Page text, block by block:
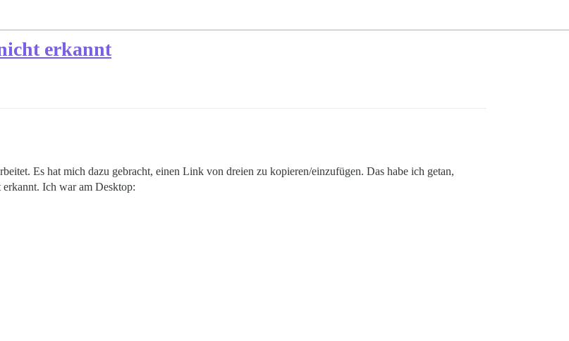
erkannt
Es hat mich dazu gebracht, einen Link von dreien zu kopieren/einzufügen. Das habe ich getan,
Ich war am Desktop: